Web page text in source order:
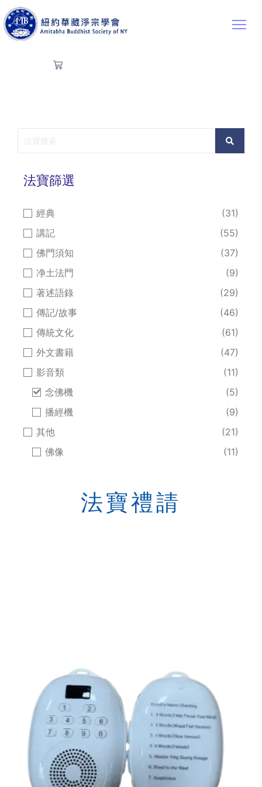
法寶篩選
經典
(31)
講記
(55)
佛門須知
(37)
净土法門
(9)
著述語錄
(29)
傳記/故事
(46)
傳統文化
(61)
外文書籍
(47)
影音類
(11)
念佛機
(5)
播經機
(9)
其他
(21)
佛像
(11)
法寶禮請